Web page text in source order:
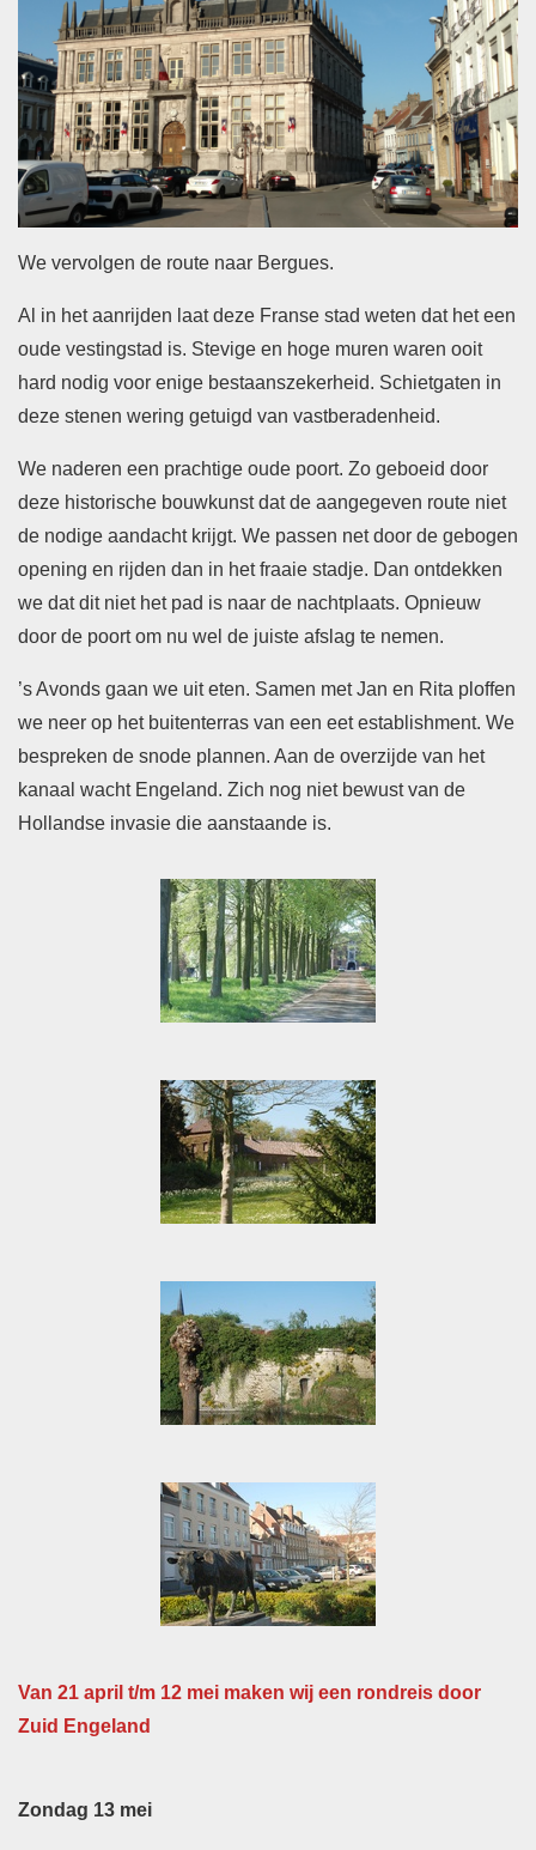
We vervolgen de route naar Bergues.
Al in het aanrijden laat deze Franse stad weten dat het een
oude vestingstad is. Stevige en hoge muren waren ooit
hard nodig voor enige bestaanszekerheid. Schietgaten in
deze stenen wering getuigd van vastberadenheid.
We naderen een prachtige oude poort. Zo geboeid door
deze historische bouwkunst dat de aangegeven route niet
de nodige aandacht krijgt. We passen net door de gebogen
opening en rijden dan in het fraaie stadje. Dan ontdekken
we dat dit niet het pad is naar de nachtplaats. Opnieuw
door de poort om nu wel de juiste afslag te nemen.
’s Avonds gaan we uit eten. Samen met Jan en Rita ploffen
we neer op het buitenterras van een eet establishment. We
bespreken de snode plannen. Aan de overzijde van het
kanaal wacht Engeland. Zich nog niet bewust van de
Hollandse invasie die aanstaande is.
Van 21 april t/m 12 mei maken wij een rondreis door
Zuid Engeland
Zondag 13 mei